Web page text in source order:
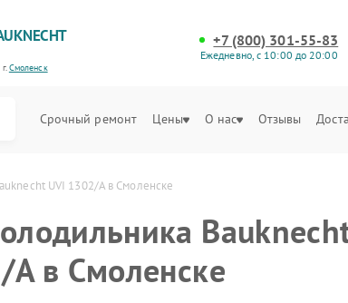
Смоленск
+7 (800) 301-55-83
Ежедневно, с 10:00 до 20:00
Срочный ремонт Цены О нас Отзывы
UVI 1302/A в Смоленске
в Смоленске